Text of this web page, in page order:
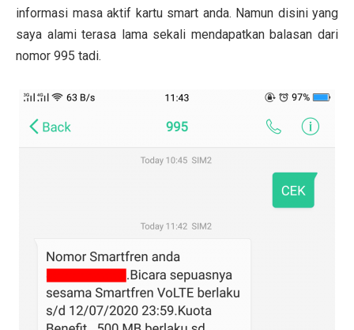
informasi masa aktif kartu smart anda. Namun disini yang
saya alami terasa lama sekali mendapatkan balasan dari
nomor 995 tadi.